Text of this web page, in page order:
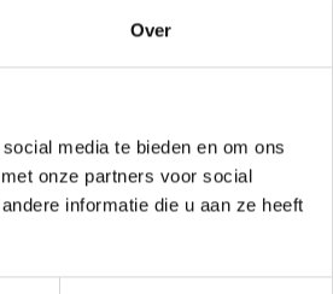
Over
media te bieden en om ons
onze partners voor social
informatie die u aan ze heeft